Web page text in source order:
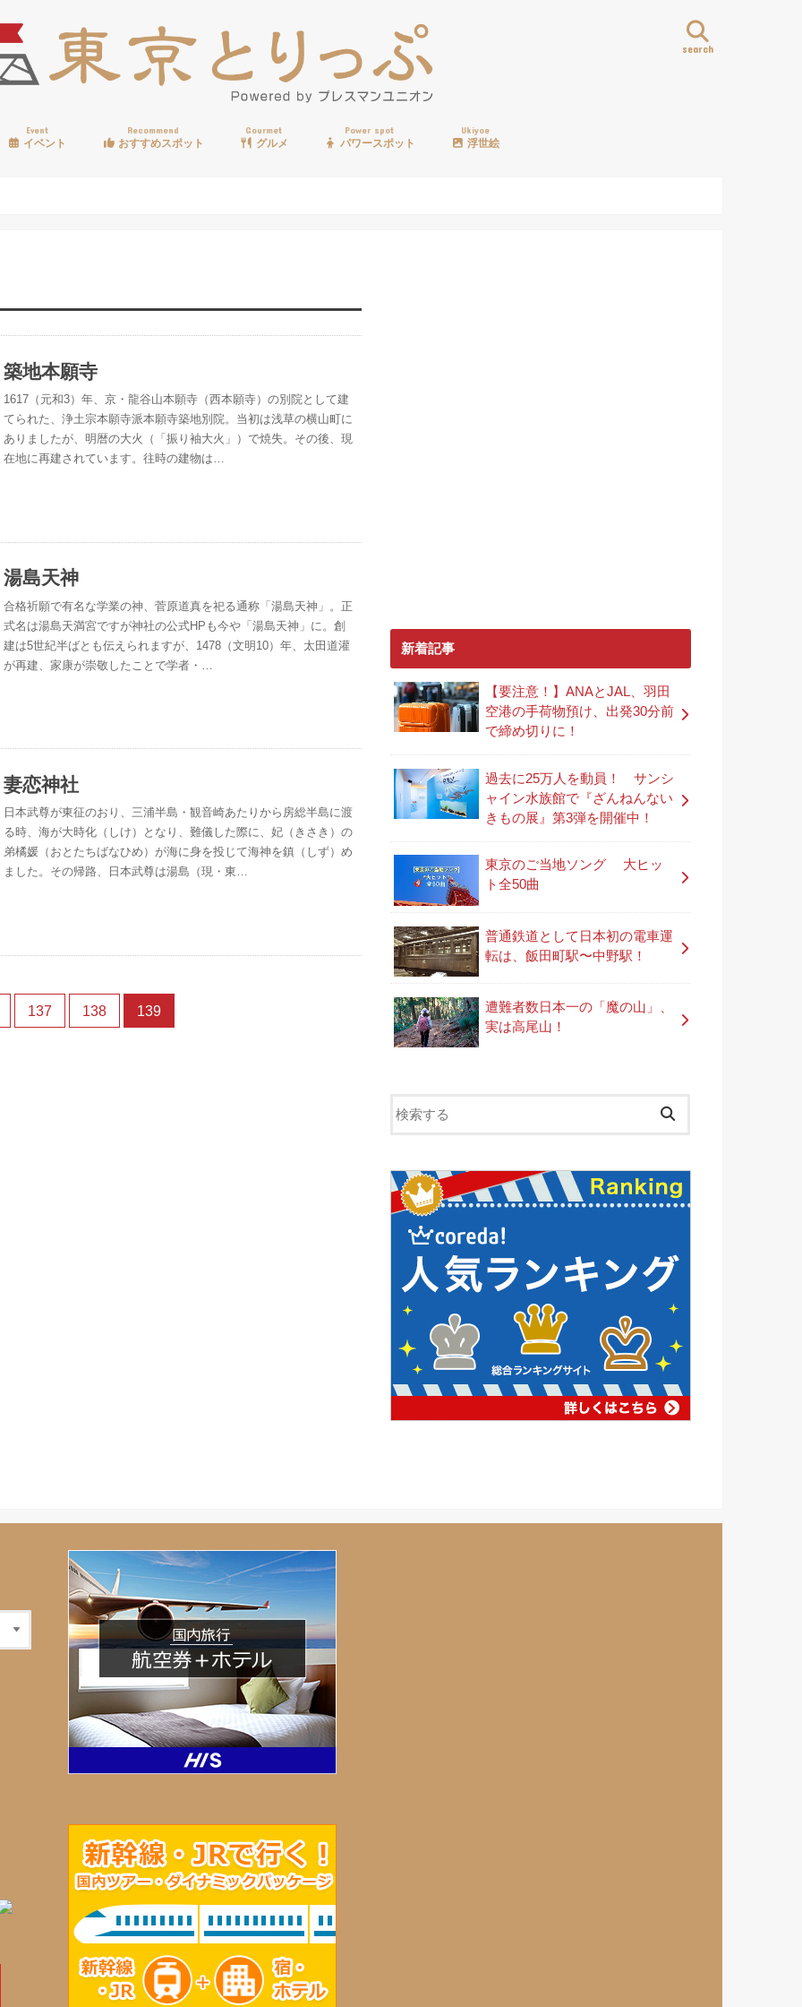
search
Event
イベント
Recommend
おすすめスポット
Gourmet
グルメ
Power spot
パワースポット
Ukiyoe
浮世絵
築地本願寺
1617（元和3）年、京・龍谷山本願寺（西本願寺）の別院として建
てられた、浄土宗本願寺派本願寺築地別院。当初は浅草の横山町に
ありましたが、明暦の大火（「振り袖大火」）で焼失。その後、現
在地に再建されています。往時の建物は…
湯島天神
合格祈願で有名な学業の神、菅原道真を祀る通称「湯島天神」。正
式名は湯島天満宮ですが神社の公式HPも今や「湯島天神」に。創
建は5世紀半ばとも伝えられますが、1478（文明10）年、太田道灌
が再建、家康が崇敬したことで学者・…
妻恋神社
日本武尊が東征のおり、三浦半島・観音崎あたりから房総半島に渡
る時、海が大時化（しけ）となり、難儀した際に、妃（きさき）の
弟橘媛（おとたちばなひめ）が海に身を投じて海神を鎮（しず）め
ました。その帰路、日本武尊は湯島（現・東…
137 138 139
新着記事
【要注意！】ANAとJAL、羽田
空港の手荷物預け、出発30分前
で締め切りに！
過去に25万人を動員！ サンシ
ャイン水族館で『ざんねんない
きもの展』第3弾を開催中！
東京のご当地ソング 大ヒッ
ト全50曲
普通鉄道として日本初の電車運
転は、飯田町駅〜中野駅！
遭難者数日本一の「魔の山」、
実は高尾山！